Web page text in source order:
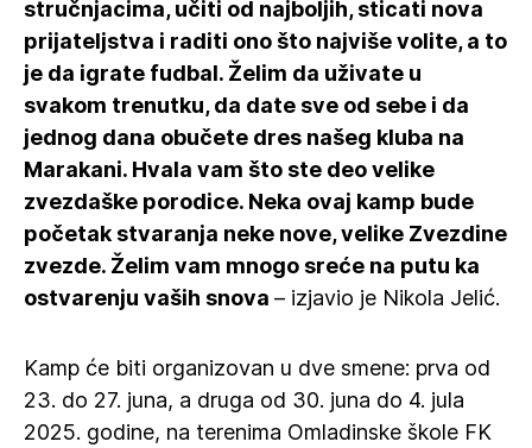
stručnjacima, učiti od najboljih, sticati nova
prijateljstva i raditi ono što najviše volite, a to
je da igrate fudbal. Želim da uživate u
svakom trenutku, da date sve od sebe i da
jednog dana obučete dres našeg kluba na
Marakani. Hvala vam što ste deo velike
zvezdaške porodice. Neka ovaj kamp bude
početak stvaranja neke nove, velike Zvezdine
zvezde. Želim vam mnogo sreće na putu ka
ostvarenju vaših snova – izjavio je Nikola Jelić.
Kamp će biti organizovan u dve smene: prva od
23. do 27. juna, a druga od 30. juna do 4. jula
2025. godine, na terenima Omladinske škole FK